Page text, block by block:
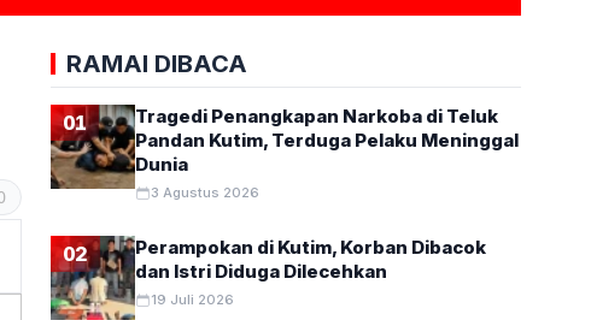
RAMAI DIBACA
01
Tragedi Penangkapan Narkoba di Teluk
Pandan Kutim, Terduga Pelaku Meninggal
Dunia
3 Agustus 2026
02
Perampokan di Kutim, Korban Dibacok
dan Istri Diduga Dilecehkan
19 Juli 2026